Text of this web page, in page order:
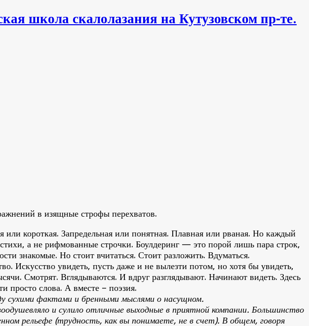
школа скалолазания на Кутузовском пр-те.
в изящные строфы перехватов.
короткая. Запредельная или понятная. Плавная или рваная. Но каждый
стихи, а не рифмованные строчки. Боулдеринг — это порой лишь пара строк,
знакомые. Но стоит вчитаться. Стоит разложить. Вдуматься.
Искусство увидеть, пусть даже и не вылезти потом, но хотя бы увидеть,
Смотрят. Вглядываются. И вдруг разглядывают. Начинают видеть. Здесь
слова. А вместе – поэзия.
сухими фактами и бренными мыслями о насущном.
и сулило отличные выходные в приятной компании. Большинство
рельефе (трудность, как вы понимаете, не в счет). В общем, говоря